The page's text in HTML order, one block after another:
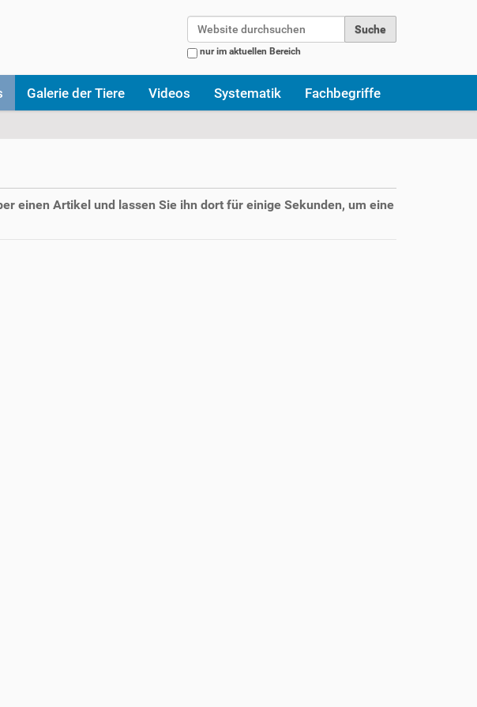
nur im aktuellen Bereich
Galerie der Tiere Videos Systematik Fachbegriffe
einen Artikel und lassen Sie ihn dort für einige Sekunden, um eine